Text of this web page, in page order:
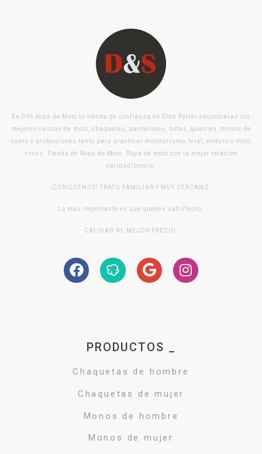
En DYS Ropa de Moto tu tienda de confianza en Elda Petrer encontraras los
mejores cascos de moto, chaquetas, pantalones, botas, guantes, monos de
cuero y protecciones tanto para practicar mototurismo, trial, enduro o moto
cross. Tienda de Ropa de Moto. Ropa de moto con la mejor relación
calidad/precio.
¡CONOCENOS! TRATO FAMILIAR Y MUY CERCANO.
Lo mas importante es que quedes satisfecho.
CALIDAD AL MEJOR PRECIO.
PRODUCTOS _
Chaquetas de hombre
Chaquetas de mujer
Monos de hombre
Monos de mujer